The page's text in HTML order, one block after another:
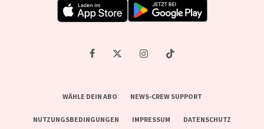
WÄHLE DEIN ABO NEWS-CREW SUPPORT
NUTZUNGSBEDINGUNGEN IMPRESSUM DATENSCHUTZ